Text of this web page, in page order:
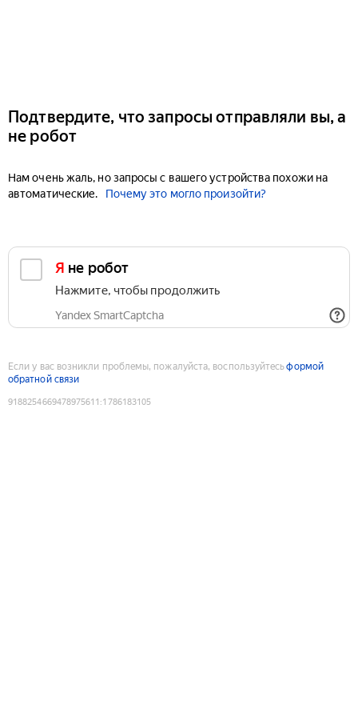
Подтвердите, что запросы отправляли вы, а
не робот
Нам очень жаль, но запросы с вашего устройства похожи на
автоматические.
Почему это могло произойти?
Я не робот
Нажмите, чтобы продолжить
Yandex SmartCaptcha
Если у вас возникли проблемы, пожалуйста, воспользуйтесьформой
обратной связи
9188254669478975611 :1786183105